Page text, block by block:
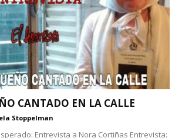
CANTADO EN LA CALLE
Stoppelman
Entrevista a Nora Cortiñas Entrevista: